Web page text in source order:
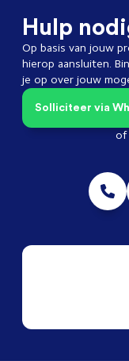
Hulp
Op basis van jouw
hierop aansluiten.
je op over jouw
Solliciteer via
of